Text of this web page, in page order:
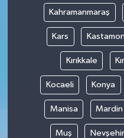
Kahramanmaraş
Kars
Kırıkkale
Kocaeli Konya
Manisa Mardin
Muş Nevşehir